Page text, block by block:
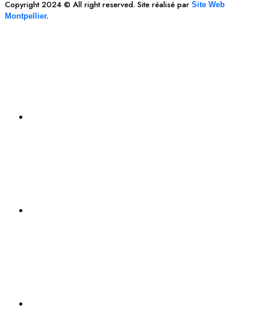
Copyright 2024 © All right reserved. Site réalisé par Site Web
Montpellier.